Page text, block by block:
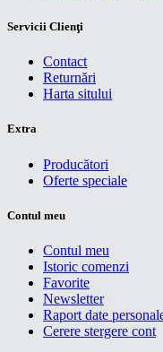
Servicii Clienţi
Contact
Returnări
Harta sitului
Extra
Producători
Oferte speciale
Contul meu
Contul meu
Istoric comenzi
Favorite
Newsletter
Raport date
Cerere stergere cont